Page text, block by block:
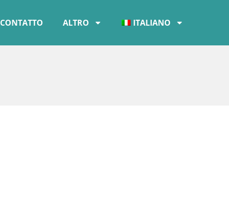
CONTATTO ALTRO ITALIANO